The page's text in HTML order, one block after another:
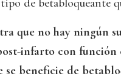
de betabloqueante
que no hay ningún
infarto con función
se beneficie de